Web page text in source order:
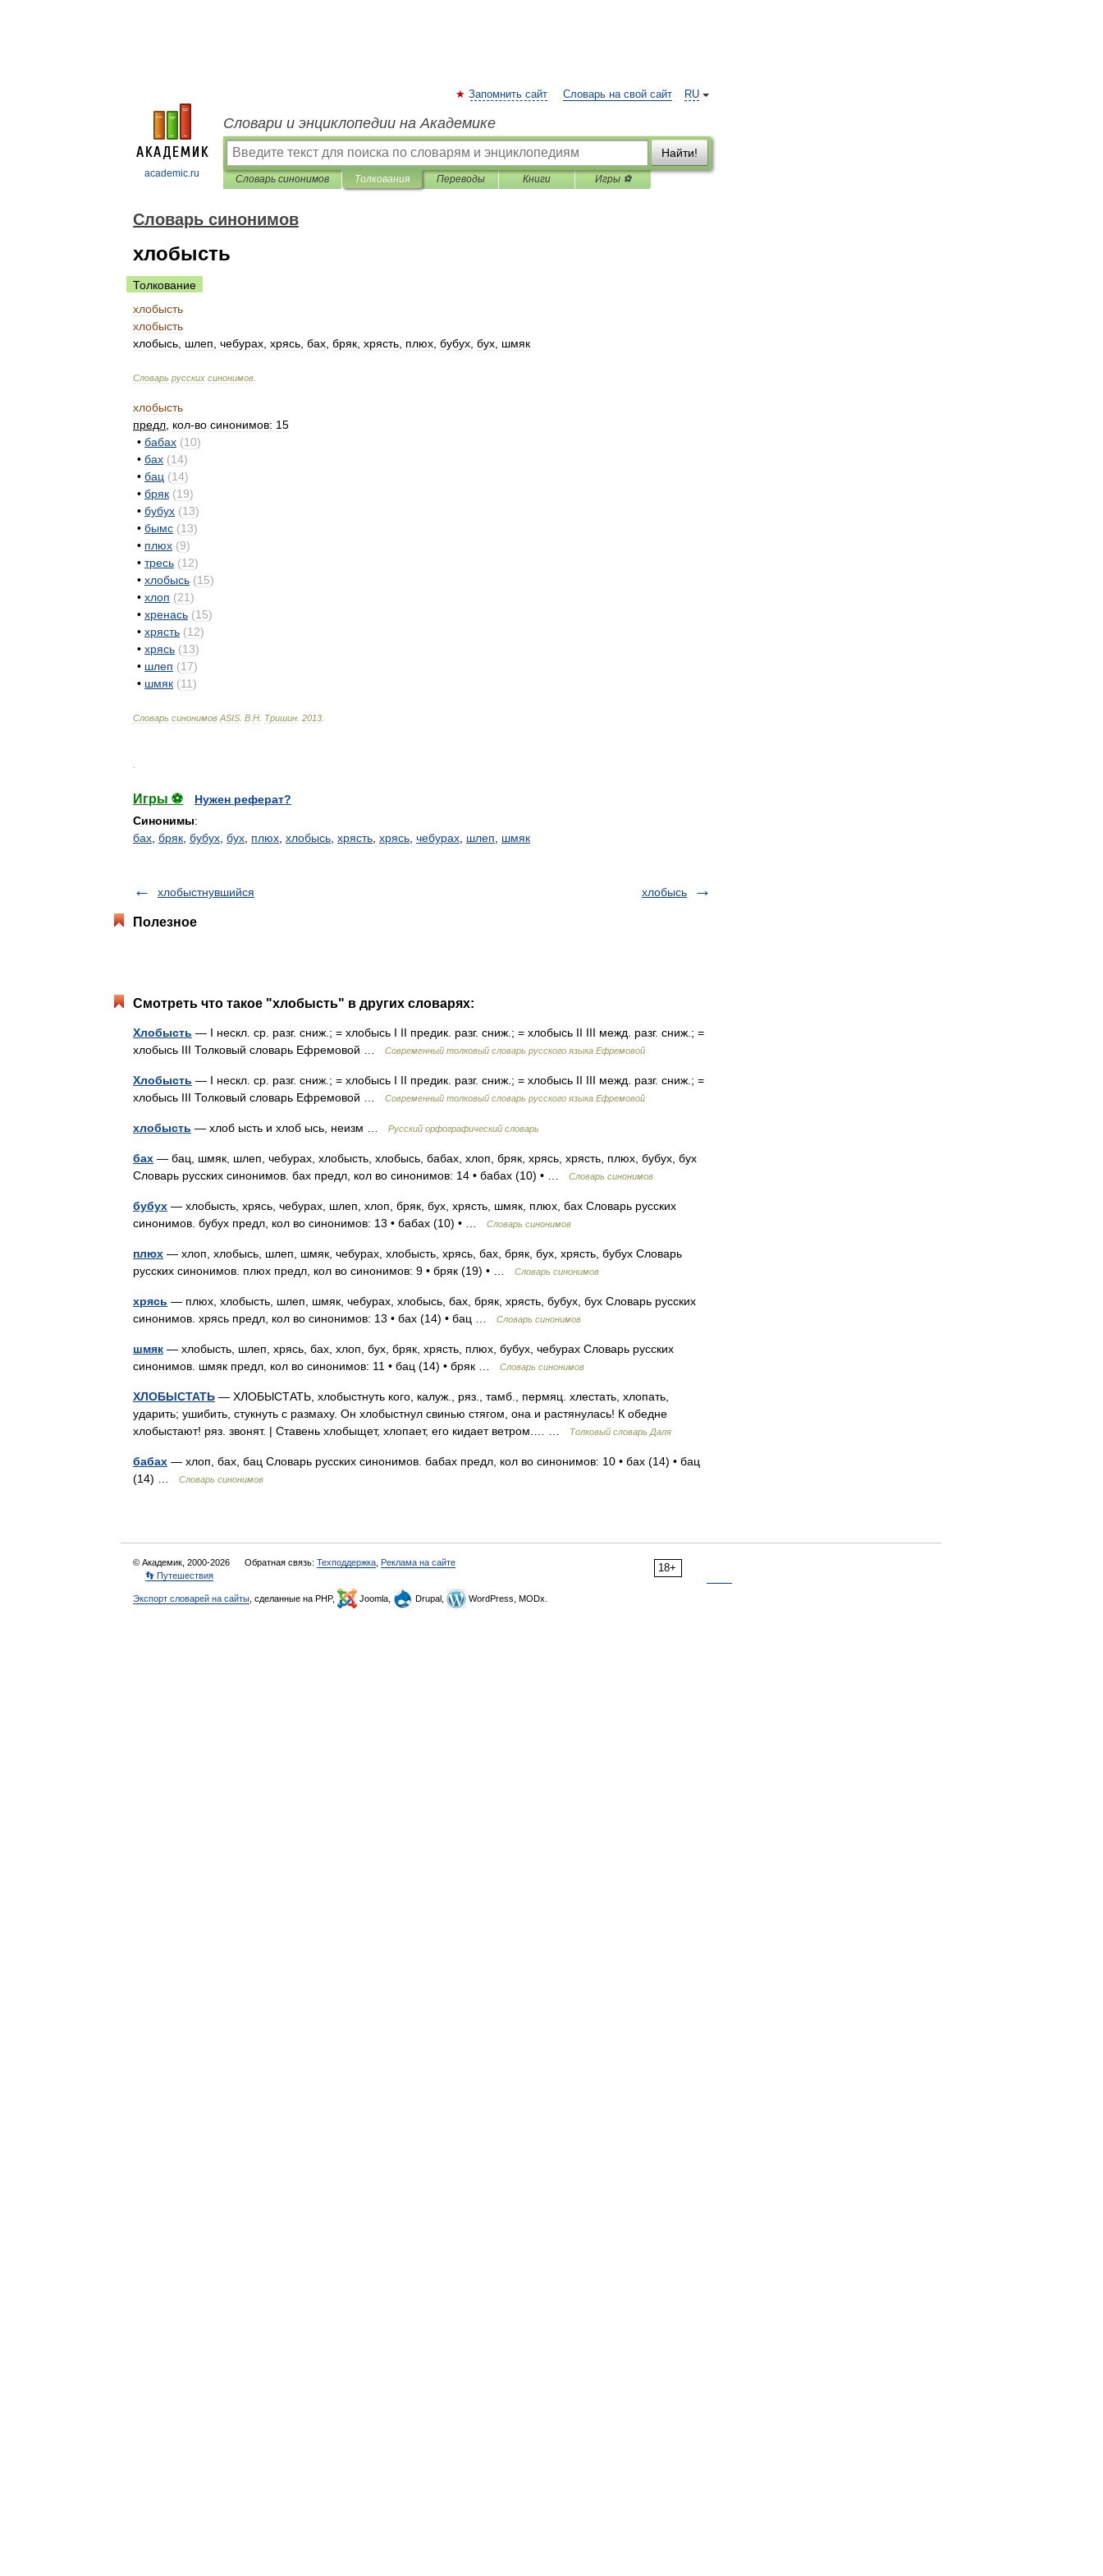
academic.ru
RU
Запомнить сайт Словарь на свой сайт
Словари и энциклопедии на Академике
Найти!
Словарь синонимов Толкования Переводы Книги Игры ⚽
Словарь синонимов
хлобысть
Толкование
хлобысть
хлобысть
хлобысь шлеп чебурах хрясь бах бряк хрясть плюх бубух бух шмяк
Словарь русских синонимов
хлобысть
предл кол-во синонимов: 15
• бабах (10)
• бах (14)
• бац (14)
• бряк (19)
• бубух (13)
• бымс (13)
• плюх (9)
• тресь (12)
• хлобысь (15)
• хлоп (21)
• хренась (15)
• хрясть (12)
• хрясь (13)
• шлеп (17)
• шмяк (11)
Словарь синонимов ASIS В Н Тришин 2013
Игры ⚽
Нужен реферат?
Синонимы:
бах бряк бубух бух плюх хлобысь хрясть хрясь чебурах шлеп шмяк
хлобыстнувшийся хлобысь
Полезное
Смотреть что такое "хлобысть" в других словарях:
Хлобысть — I нескл. ср. разг. сниж.; = хлобысь I II предик. разг. сниж.; = хлобысь II III межд. разг. сниж.; =
хлобысь III Толковый словарь Ефремовой …
Современный толковый словарь русского языка Ефремовой
Хлобысть — I нескл. ср. разг. сниж.; = хлобысь I II предик. разг. сниж.; = хлобысь II III межд. разг. сниж.; =
хлобысь III Толковый словарь Ефремовой …
Современный толковый словарь русского языка Ефремовой
хлобысть — хлоб ысть и хлоб ысь, неизм … Русский орфографический словарь
бах — бац, шмяк, шлеп, чебурах, хлобысть, хлобысь, бабах, хлоп, бряк, хрясь, хрясть, плюх, бубух, бух
Словарь русских синонимов. бах предл, кол во синонимов: 14 • бабах (10) • …
Словарь синонимов
бубух — хлобысть, хрясь, чебурах, шлеп, хлоп, бряк, бух, хрясть, шмяк, плюх, бах Словарь русских
синонимов. бубух предл, кол во синонимов: 13 • бабах (10) • …
Словарь синонимов
плюх — хлоп, хлобысь, шлеп, шмяк, чебурах, хлобысть, хрясь, бах, бряк, бух, хрясть, бубух Словарь
русских синонимов. плюх предл, кол во синонимов: 9 • бряк (19) • …
Словарь синонимов
хрясь — плюх, хлобысть, шлеп, шмяк, чебурах, хлобысь, бах, бряк, хрясть, бубух, бух Словарь русских
синонимов. хрясь предл, кол во синонимов: 13 • бах (14) • бац …
Словарь синонимов
шмяк — хлобысть, шлеп, хрясь, бах, хлоп, бух, бряк, хрясть, плюх, бубух, чебурах Словарь русских
синонимов. шмяк предл, кол во синонимов: 11 • бац (14) • бряк …
Словарь синонимов
ХЛОБЫСТАТЬ — ХЛОБЫСТАТЬ, хлобыстнуть кого, калуж., ряз., тамб., пермяц. хлестать, хлопать,
ударить; ушибить, стукнуть с размаху. Он хлобыстнул свинью стягом, она и растянулась! К обедне
хлобыстают! ряз. звонят. | Ставень хлобыщет, хлопает, его кидает ветром.… …
Толковый словарь Даля
бабах — хлоп, бах, бац Словарь русских синонимов. бабах предл, кол во синонимов: 10 • бах (14) • бац
(14) …
Словарь синонимов
18+
© Академик, 2000-2026 Обратная связь: Техподдержка Реклама на сайте
👣 Путешествия
Экспорт словарей на сайты , сделанные на PHP, Joomla, Drupal, WordPress, MODx.